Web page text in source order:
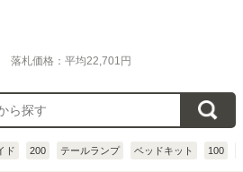
落札価格：平均22,701円
ド 200 テールランプ ベッドキット 100